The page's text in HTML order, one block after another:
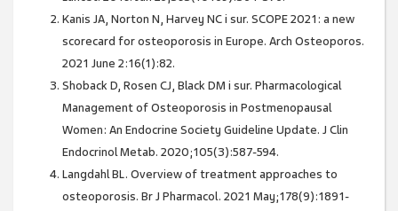
Kanis JA, Norton N, Harvey NC i sur. SCOPE 2021: a new
scorecard for osteoporosis in Europe. Arch Osteoporos.
2021 June 2:16(1):82.
Shoback D, Rosen CJ, Black DM i sur. Pharmacological
Management of Osteoporosis in Postmenopausal
Women: An Endocrine Society Guideline Update. J Clin
Endocrinol Metab. 2020;105(3):587-594.
Langdahl BL. Overview of treatment approaches to
osteoporosis. Br J Pharmacol. 2021 May;178(9):1891-